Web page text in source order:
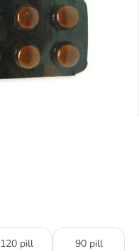
120 pill 90 pill